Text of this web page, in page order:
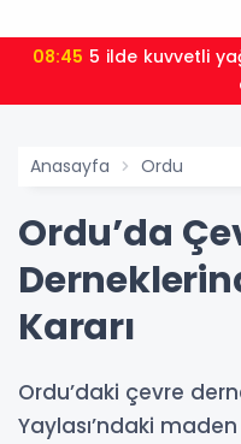
08:45
Anasayfa Ordu
Ordu’da
Kararı
Ordu’daki çevre
Yaylası’ndaki